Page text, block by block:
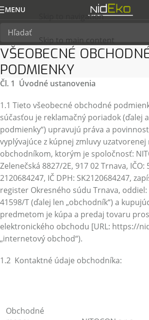
Skip to navigation
Skip to main content
MENU
VŠEOBECNÉ
PODMIENKY
Čl. 1 Úvodné ustanovenia
1.1 Tieto všeobecné obchodné
súčasťou je reklamačný poriadok (ďalej
podmienky“) upravujú práva a
vyplývajúce z kúpnej zmluvy uzatvorenej
obchodníkom, ktorým je spoločnosť:
Zelenečská 8827/2E, 917 02 Trnava, IČO:
2120684247, IČ DPH: SK2120684247,
register Okresného súdu Trnava, oddiel:
41598/T (ďalej len „obchodník“) a
predmetom je kúpa a predaj tovaru
elektronického obchodu [URL: https://
„internetový obchod“).
1.2 Kontaktné údaje obchodníka:
Obchodné